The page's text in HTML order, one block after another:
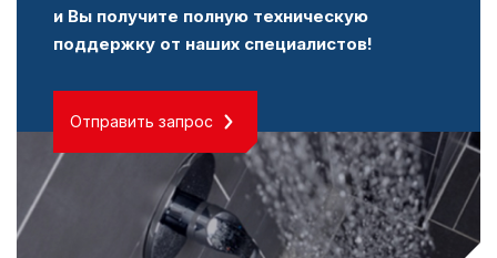
и Вы получите полную техническую
поддержку от наших специалистов!
Отправить запрос